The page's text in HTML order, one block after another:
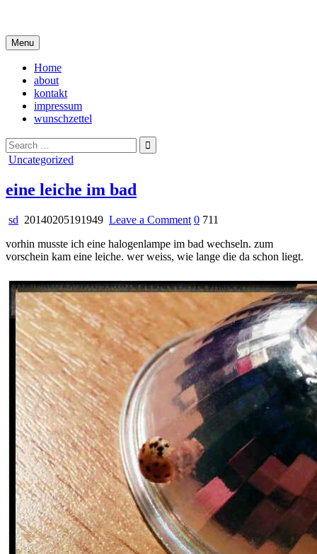
content
Menu
Home
about
kontakt
impressum
wunschzettel
Search
for:
Posted
Uncategorized
eine leiche im bad
sd 20140205191949 Leave a Commenton
leiche
im
0 711
vorhin musste ich eine halogenlampe im bad wechseln. zum
vorschein kam eine leiche. wer weiss, wie lange die da schon liegt.